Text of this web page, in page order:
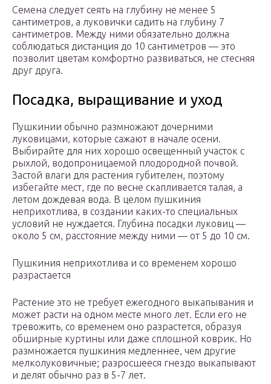
Семена следует сеять на глубину не менее 5
сантиметров, а луковички садить на глубину 7
сантиметров. Между ними обязательно должна
соблюдаться дистанция до 10 сантиметров — это
позволит цветам комфортно развиваться, не стесняя
друг друга.
Посадка, выращивание и уход
Пушкинии обычно размножают дочерними
луковицами, которые сажают в начале осени.
Выбирайте для них хорошо освещенный участок с
рыхлой, водопроницаемой плодородной почвой.
Застой влаги для растения губителен, поэтому
избегайте мест, где по весне скапливается талая, а
летом дождевая вода. В целом пушкиния
неприхотлива, в создании каких-то специальных
условий не нуждается. Глубина посадки луковиц —
около 5 см, расстояние между ними — от 5 до 10 см.
Пушкиния неприхотлива и со временем хорошо
разрастается
Растение это не требует ежегодного выкапывания и
может расти на одном месте много лет. Если его не
тревожить, со временем оно разрастется, образуя
обширные куртины или даже сплошной коврик. Но
размножается пушкиния медленнее, чем другие
мелколуковичные; разросшееся гнездо выкапывают
и делят обычно раз в 5-7 лет.